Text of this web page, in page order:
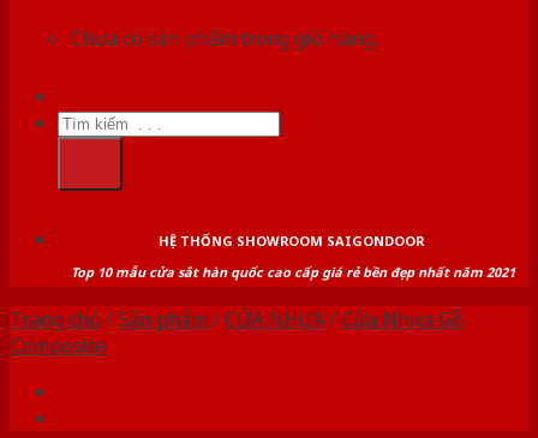
Chưa có sản phẩm trong giỏ hàng.
Tìm
kiếm:
HỆ THỐNG SHOWROOM SAIGONDOOR
Top 10 mẫu cửa sắt hàn quốc cao cấp giá rẻ bền đẹp nhất năm 2021
Trang chủ /Sản phẩm /CỬA NHỰA/Cửa Nhựa Gỗ
Composite